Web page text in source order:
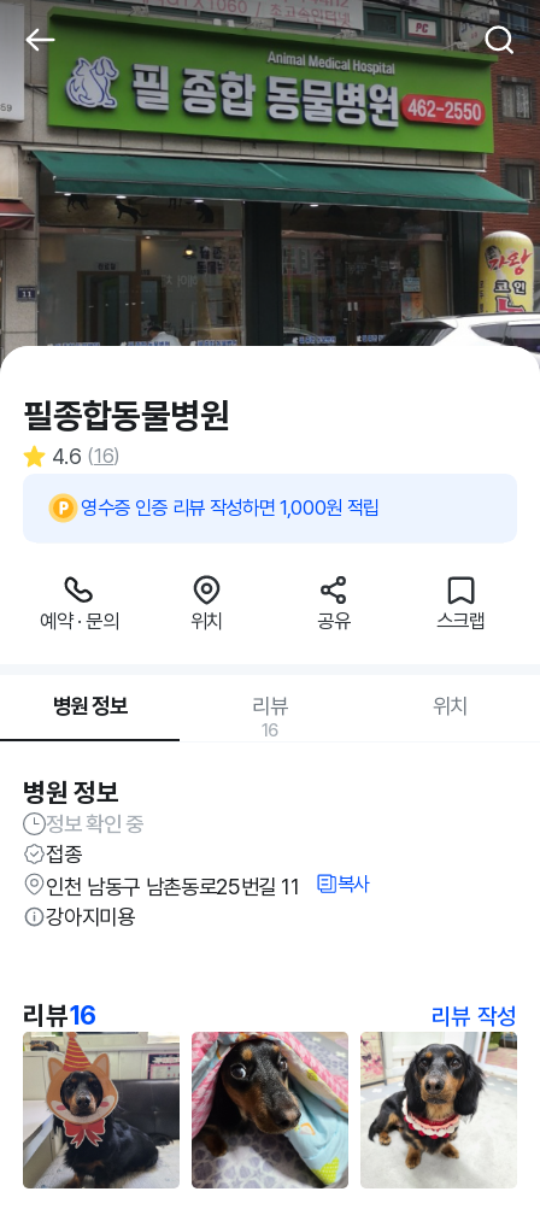
필종합동물병원
4.6 (16)
영수증 인증 리뷰 작성하면 1,000원 적립
예약 · 문의 위치 공유 스크랩
병원 정보 리뷰
16
위치
병원 정보
정보 확인 중
접종
인천 남동구 남촌동로25번길 11
복사
강아지미용
리뷰16 리뷰 작성